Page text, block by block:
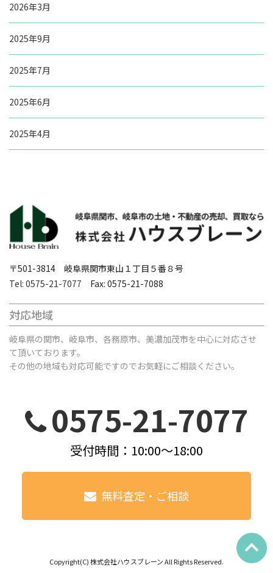
2026年3月
2025年9月
2025年7月
2025年6月
2025年4月
〒501-3814 岐阜県関市東山１丁目５番８号
Tel: 0575-21-7077 Fax: 0575-21-7088
対応地域
岐阜県の関市、岐阜市、各務原市、美濃加茂市を中心に対応させ
て頂いております。
その他の地域も対応可能ですのでお気軽にご相談ください。
0575-21-7077
受付時間：10:00～18:00
無料査定・ご相談
Copyright(C) 株式会社ハウスブレーン All Rights Reserved.